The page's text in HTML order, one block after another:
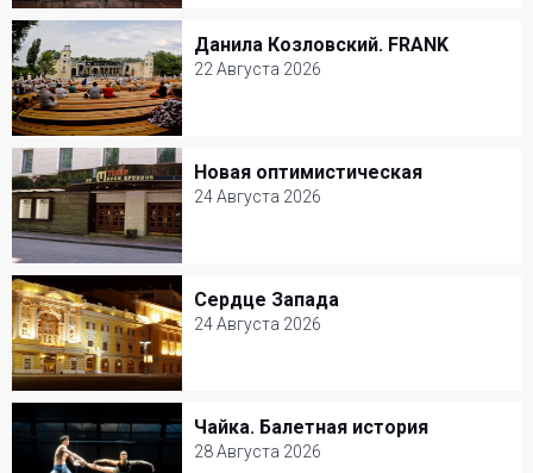
18 Августа 2026
Александринский театр
Балет и Танец
Данила Козловский. FRANK
22 Августа 2026
Данила Козловский. FRANK
22 Августа 2026
Зеленый театр ВДНХ
Моноспектакль
Новая оптимистическая
24 Августа 2026
Новая оптимистическая
24 Августа 2026
Театр на Малой Бронной
Драма
Сердце Запада
24 Августа 2026
Сердце Запада
24 Августа 2026
Театр РАМТ
Музыкальный спектакль
Чайка. Балетная история
28 Августа 2026
Чайка. Балетная история